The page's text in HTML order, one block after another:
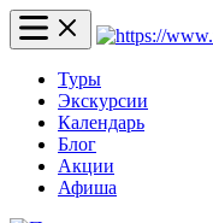
Туры
Экскурсии
Календарь
Блог
Акции
Афиша